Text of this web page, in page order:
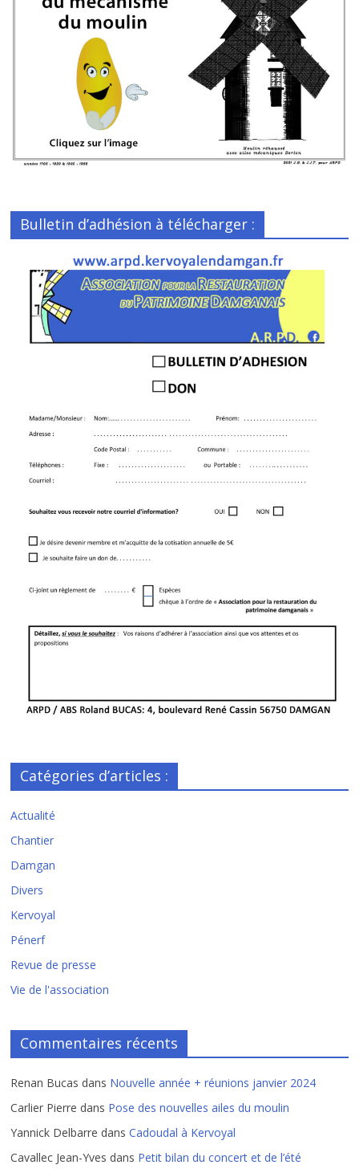
Bulletin d’adhésion à télécharger :
Catégories d’articles :
Actualité
Chantier
Damgan
Divers
Kervoyal
Pénerf
Revue de presse
Vie de l'association
Commentaires récents
Renan Bucas dans Nouvelle année + réunions janvier 2024
Carlier Pierre dans Pose des nouvelles ailes du moulin
Yannick Delbarre dansCadoudal à Kervoyal
Cavallec Jean-Yves dans Petit bilan du concert et de l’été